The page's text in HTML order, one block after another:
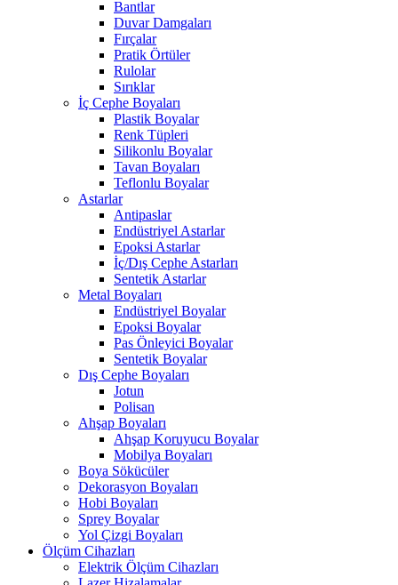
Bantlar
Duvar Damgaları
Fırçalar
Pratik Örtüler
Rulolar
Sırıklar
İç Cephe Boyaları
Plastik Boyalar
Renk Tüpleri
Silikonlu Boyalar
Tavan Boyaları
Teflonlu Boyalar
Astarlar
Antipaslar
Endüstriyel Astarlar
Epoksi Astarlar
İç/Dış Cephe Astarları
Sentetik Astarlar
Metal Boyaları
Endüstriyel Boyalar
Epoksi Boyalar
Pas Önleyici Boyalar
Sentetik Boyalar
Dış Cephe Boyaları
Jotun
Polisan
Ahşap Boyaları
Ahşap Koruyucu Boyalar
Mobilya Boyaları
Boya Sökücüler
Dekorasyon Boyaları
Hobi Boyaları
Sprey Boyalar
Yol Çizgi Boyaları
Ölçüm Cihazları
Elektrik Ölçüm Cihazları